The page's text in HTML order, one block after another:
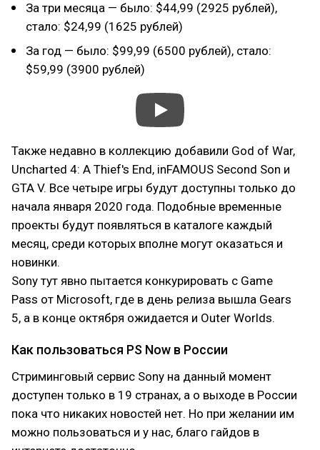
За три месяца — было: $44,99 (2925 рублей),
стало: $24,99 (1625 рублей)
За год — было: $99,99 (6500 рублей), стало:
$59,99 (3900 рублей)
Также недавно в коллекцию добавили God of War,
Uncharted 4: A Thief's End, inFAMOUS Second Son и
GTA V. Все четыре игры будут доступны только до
начала января 2020 года. Подобные временные
проекты будут появляться в каталоге каждый
месяц, среди которых вполне могут оказаться и
новинки.
Sony тут явно пытается конкурировать с Game
Pass от Microsoft, где в день релиза вышла Gears
5, а в конце октября ожидается и Outer Worlds.
Как пользоваться PS Now в России
Стриминговый сервис Sony на данный момент
доступен только в 19 странах, а о выходе в России
пока что никаких новостей нет. Но при желании им
можно пользоваться и у нас, благо гайдов в